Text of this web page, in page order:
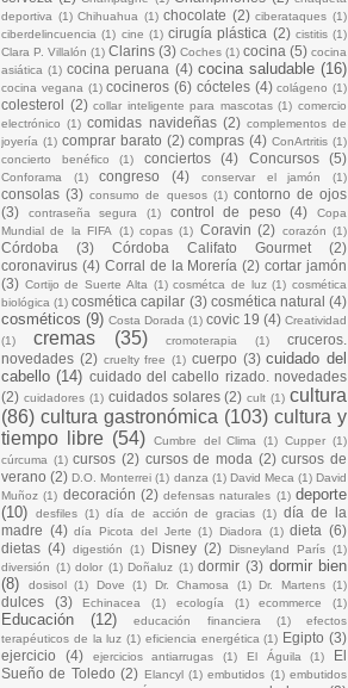
deportiva (1) Chihuahua (1) chocolate (2) ciberataques (1)
ciberdelincuencia (1) cine (1) cirugía plástica (2) cistitis (1)
Clara P. Villalón (1) Clarins (3) Coches (1) cocina (5) cocina
asiática (1) cocina peruana (4) cocina saludable (16)
cocina vegana (1) cocineros (6) cócteles (4) colágeno (1)
colesterol (2) collar inteligente para mascotas (1) comercio
electrónico (1) comidas navideñas (2) complementos de
joyería (1) comprar barato (2) compras (4) ConArtritis (1)
concierto benéfico
(1) conciertos (4) Concursos (5)
Conforama (1) congreso (4) conservar el jamón (1)
consolas (3) consumo de quesos (1) contorno de ojos
(3)
contraseña segura (1) control de peso (4)
Copa
Mundial de la FIFA (1) copas (1) Coravin (2) corazón (1)
Córdoba (3) Córdoba Califato Gourmet
(2)
coronavirus (4) Corral de la Morería (2) cortar jamón
(3) Cortijo de Suerte Alta (1) cosmétca de luz (1) cosmética
biológica (1) cosmética capilar (3) cosmética natural (4)
cosméticos (9) Costa Dorada (1) covic 19 (4) Creatividad
(1)
cremas (35) cromoterapia (1)
cruceros.
novedades (2) cruelty free (1) cuerpo (3) cuidado del
cabello (14) cuidado del cabello rizado. novedades
(2) cuidadores (1) cuidados solares (2) cult (1) cultura
(86) cultura gastronómica (103) cultura y
tiempo libre (54) Cumbre del Clima (1) Cupper (1)
cúrcuma (1) cursos (2) cursos de moda (2) cursos de
verano (2) D.O. Monterrei (1) danza (1) David Meca (1) David
Muñoz (1) decoración (2) defensas naturales (1) deporte
(10)
desfiles (1) día de acción de gracias (1) día de la
madre (4) día Picota del Jerte (1) Diadora (1) dieta (6)
dietas (4) digestión (1) Disney (2) Disneyland París (1)
diversión (1) dolor (1) Doñaluz (1) dormir (3) dormir bien
(8)
dosisol (1) Dove (1) Dr. Chamosa (1) Dr. Martens (1)
dulces (3) Echinacea (1) ecología (1) ecommerce (1)
Educación (12) educación financiera (1)
efectos
terapéuticos de la luz (1) eficiencia energética (1) Egipto (3)
ejercicio
(4) ejercicios antiarrugas (1) El Águila (1)
El
Sueño de Toledo (2) Elancyl (1) embutidos (1) embutidos